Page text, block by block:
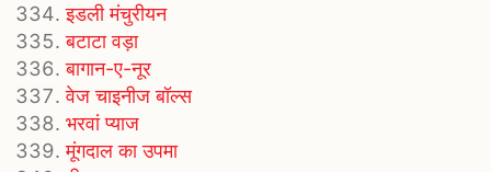
इडली मंचुरीयन
बटाटा वड़ा
बागान-ए-नूर
वेज चाइनीज बॉल्स
भरवां प्याज
मूंगदाल का उपमा